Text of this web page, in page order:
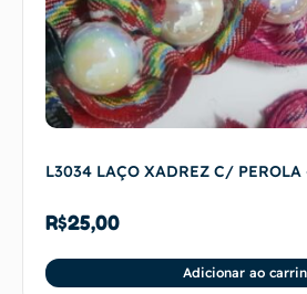
L3034 LAÇO XADREZ C/ PEROLA
R$25,00
Adicionar ao